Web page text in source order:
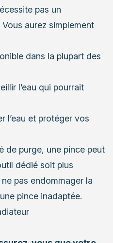
pas un
aurez simplement
dans la plupart des
l’eau qui pourrait
l’eau et protéger vos
de purge, une pince peut
dédié soit plus
pas endommager la
pince inadaptée.